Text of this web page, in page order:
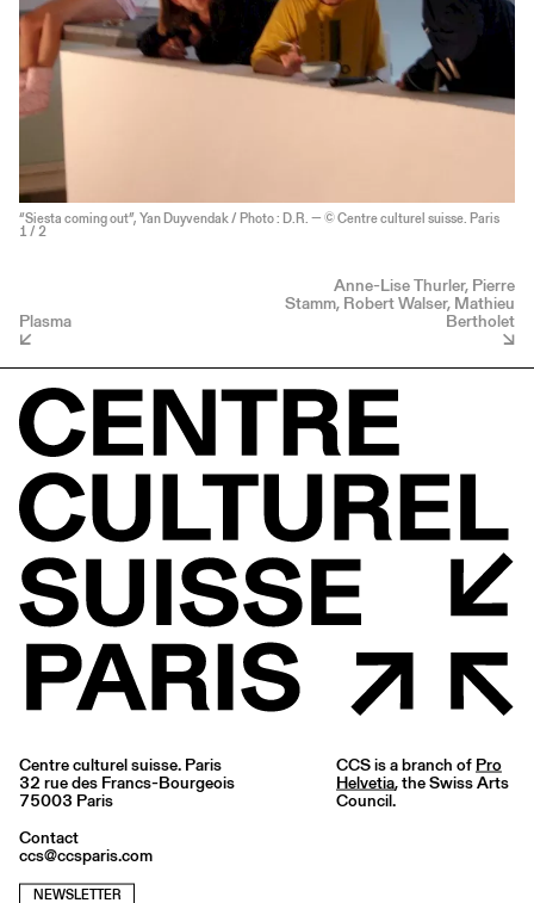
“Siesta coming out”, Yan Duyvendak / Photo : D.R. — © Centre culturel suisse. Paris
1 / 2
Plasma
Anne-Lise Thurler, Pierre
Stamm, Robert Walser, Mathieu
Bertholet
Centre culturel suisse. Paris
32 rue des Francs-Bourgeois
75003 Paris
Contact
ccs@ccsparis.com
NEWSLETTER
CCS is a branch of Pro
Helvetia, the Swiss Arts
Council.